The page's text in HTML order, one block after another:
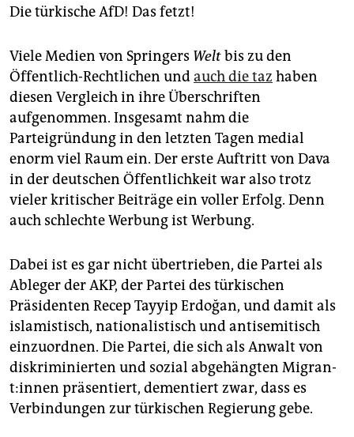
Die türkische AfD! Das fetzt!
Viele Medien von Springers Weltbis zu den
Öffentlich-Rechtlichen undauch die taz haben
diesen Vergleich in ihre Überschriften
aufgenommen. Insgesamt nahm die
Parteigründung in den letzten Tagen medial
enorm viel Raum ein. Der erste Auftritt von Dava
in der deutschen Öffentlichkeit war also trotz
vieler kritischer Beiträge ein voller Erfolg. Denn
auch schlechte Werbung ist Werbung.
Dabei ist es gar nicht übertrieben, die Partei als
Ableger der AKP, der Partei des türkischen
Präsidenten Recep Tayyip Erdoğan, und damit als
islamistisch, nationalistisch und antisemitisch
einzuordnen. Die Partei, die sich als Anwalt von
diskriminierten und sozial abgehängten Mi­gran­
t:in­nen präsentiert, dementiert zwar, dass es
Verbindungen zur türkischen Regierung gebe.